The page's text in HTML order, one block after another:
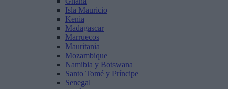
Isla Mauricio
Kenia
Madagascar
Marruecos
Mauritania
Mozambique
Namibia y Botswana
Santo Tomé y Príncipe
Senegal